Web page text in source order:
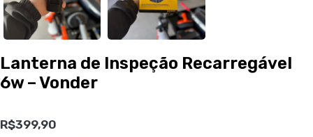
Lanterna de Inspeção Recarregável
6w – Vonder
R$399,90